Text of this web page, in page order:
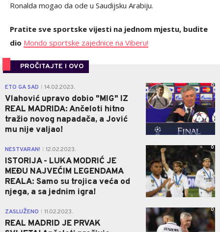
Ronalda mogao da ode u Saudijsku Arabiju.
Pratite sve sportske vijesti na jednom mjestu, budite
dio Mondo sportske zajednice na Viberu!
PROČITAJTE I OVO
ETO GA SAD 14.02.2023.
Vlahović upravo dobio "MIG" IZ
REAL MADRIDA: Ančeloti hitno
tražio novog napadača, a Jović
mu nije valjao!
0
NESTVARAN! 12.02.2023.
ISTORIJA - LUKA MODRIĆ JE
MEĐU NAJVEĆIM LEGENDAMA
REALA: Samo su trojica veća od
njega, a sa jednim igra!
0
ZASLUŽENO 11.02.2023.
REAL MADRID JE PRVAK
0